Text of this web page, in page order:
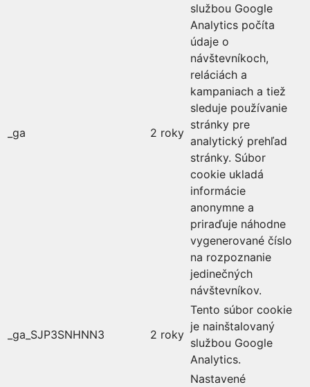
_ga 2 roky
službou Google
Analytics počíta
údaje o
návštevníkoch,
reláciách a
kampaniach a tiež
sleduje používanie
stránky pre
analytický prehľad
stránky. Súbor
cookie ukladá
informácie
anonymne a
priraďuje náhodne
vygenerované číslo
na rozpoznanie
jedinečných
návštevníkov.
_ga_SJP3SNHNN3 2 roky
Tento súbor cookie
je nainštalovaný
službou Google
Analytics.
Nastavené